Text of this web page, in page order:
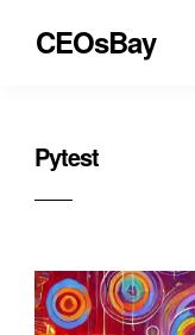
CEOsBay
Pytest